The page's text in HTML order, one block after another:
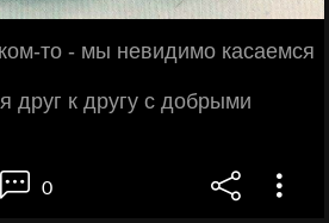
то - мы невидимо касаемся
друг к другу с добрыми
0